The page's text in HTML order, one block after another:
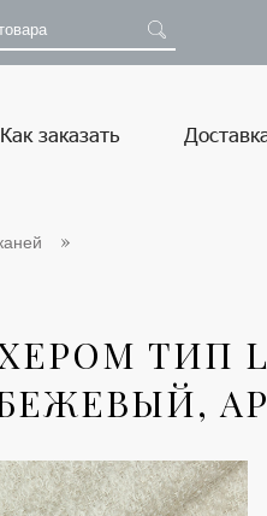
Как заказать
ТИП